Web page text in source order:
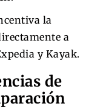
la
a
y Kayak.
de